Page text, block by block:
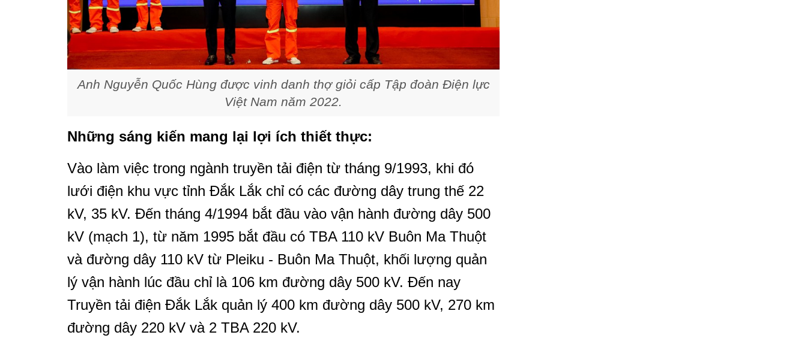
Anh Nguyễn Quốc Hùng được vinh danh thợ giỏi cấp Tập đoàn Điện lực
Việt Nam năm 2022.
Những sáng kiến mang lại lợi ích thiết thực:
Vào làm việc trong ngành truyền tải điện từ tháng 9/1993, khi đó
lưới điện khu vực tỉnh Đắk Lắk chỉ có các đường dây trung thế 22
kV, 35 kV. Đến tháng 4/1994 bắt đầu vào vận hành đường dây 500
kV (mạch 1), từ năm 1995 bắt đầu có TBA 110 kV Buôn Ma Thuột
và đường dây 110 kV từ Pleiku - Buôn Ma Thuột, khối lượng quản
lý vận hành lúc đầu chỉ là 106 km đường dây 500 kV. Đến nay
Truyền tải điện Đắk Lắk quản lý 400 km đường dây 500 kV, 270 km
đường dây 220 kV và 2 TBA 220 kV.